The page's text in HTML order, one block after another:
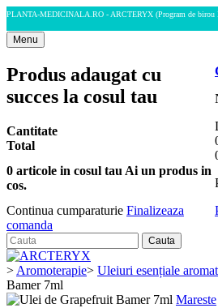
PLANTA-MEDICINALA.RO - ARCTERYX (Program de
Menu
Produs adaugat cu
succes la cosul tau
Cantitate
Total
0 articole in cosul tau Ai un produs in
cos.
Continua cumparaturie Finalizeaza
comanda
Cauta
> Aromoterapie> Uleiuri esențiale
Bamer 7ml
Mareste